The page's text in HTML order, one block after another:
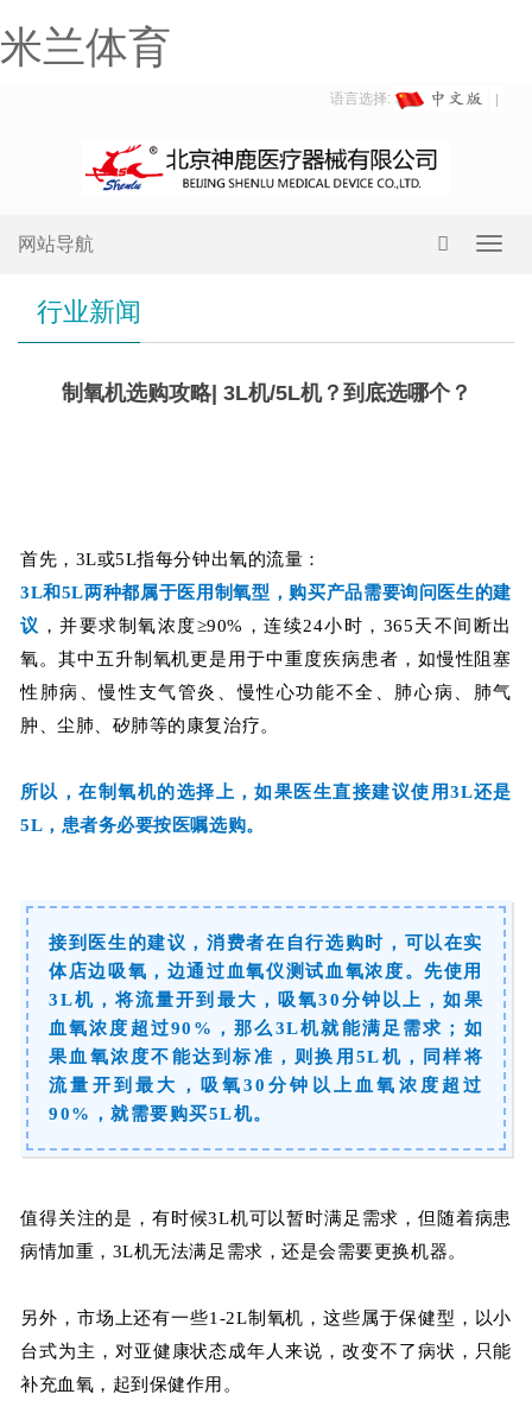
米兰体育
语言选择:
网站导航
行业新闻
制氧机选购攻略| 3L机/5L机？到底选哪个？
首先，3L或5L指每分钟出氧的流量：
3L和5L两种都属于医用制氧型，购买产品需要询问医生的建
议 ，并要求制氧浓度≥90%，连续24小时，365天不间断出
氧。其中五升制氧机更是用于中重度疾病患者， 如慢性阻塞
性肺病、慢性支气管炎、慢性心功能不全、肺心病、肺气
肿、尘肺、矽肺等的康复治疗。
所以，在制氧机的选择上，如果医生直接建议使用3L还是
5L，患者务必要按医嘱选购。
接到医生的建议，消费者在自行选购时，可以在实
体店边吸氧，边通过血氧仪测试血氧浓度。先使用
3L机，将流量开到最大，吸氧30分钟以上，如果
血氧浓度超过90%，那么3L机就能满足需求；如
果血氧浓度不能达到标准，则换用5L机，同样将
流量开到最大，吸氧30分钟以上血氧浓度超过
90%，就需要购买5L机。
值得关注的是，有时候3L机可以暂时满足需求，但随着病患
病情加重，3L机无法满足需求，还是会需要更换机器。
另外，市场上还有一些1-2L制氧机，这些属于保健型，以小
台式为主，对亚健康状态成年人来说，改变不了病状，只能
补充血氧，起到保健作用。